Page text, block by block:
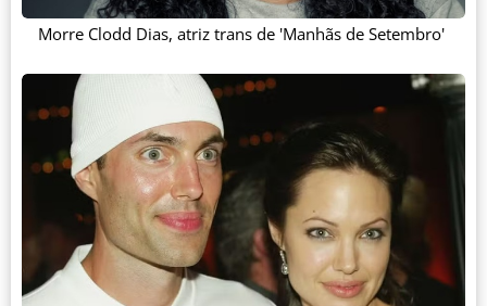
Morre Clodd Dias, atriz trans de 'Manhãs de Setembro'